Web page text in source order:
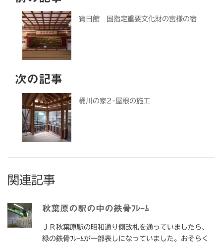
賓日館 国指定重要文化財の宮様の宿
次の記事
桶川の家2-屋根の施工
関連記事
秋葉原の駅の中の鉄骨ﾌﾚｰﾑ
ＪＲ秋葉原駅の昭和通り側改札を通っていましたら、
緑の鉄骨ﾌﾚｰﾑが一部表しになっていました。おそらく